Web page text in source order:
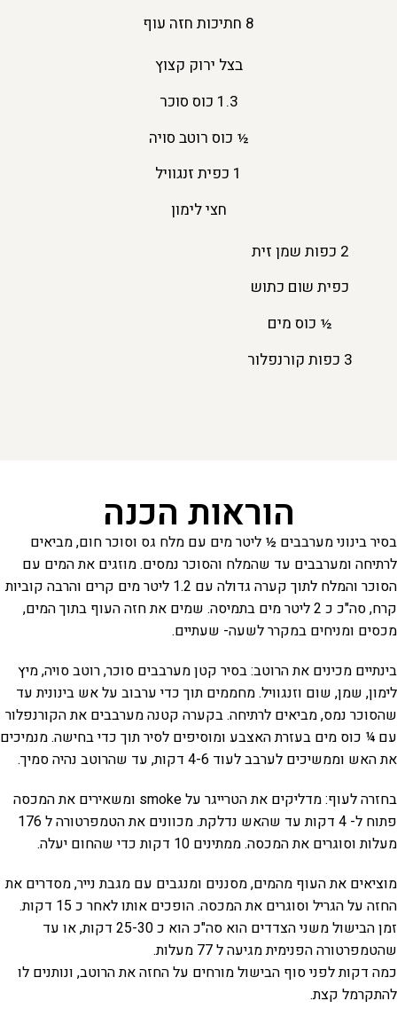
8 חתיכות חזה עוף
בצל ירוק קצוץ
1.3 כוס סוכר
½ כוס רוטב סויה
1 כפית זנגוויל
חצי לימון
2 כפות שמן זית
כפית שום כתוש
½ כוס מים
3 כפות קורנפלור
הוראות הכנה
בסיר בינוני מערבבים ½ ליטר מים עם מלח גס וסוכר חום, מביאים
לרתיחה ומערבבים עד שהמלח והסוכר נמסים. מוזגים את המים עם
הסוכר והמלח לתוך קערה גדולה עם 1.2 ליטר מים קרים והרבה קוביות
קרח, סה"כ כ 2 ליטר מים בתמיסה. שמים את חזה העוף בתוך המים,
מכסים ומניחים במקרר לשעה- שעתיים.
בינתיים מכינים את הרוטב: בסיר קטן מערבבים סוכר, רוטב סויה, מיץ
לימון, שמן, שום וזנגוויל. מחממים תוך כדי ערבוב על אש בינונית עד
שהסוכר נמס, מביאים לרתיחה. בקערה קטנה מערבבים את הקורנפלור
עם ¼ כוס מים בעזרת האצבע ומוסיפים לסיר תוך כדי בחישה. מנמיכים
את האש וממשיכים לערבב לעוד 4-6 דקות, עד שהרוטב נהיה סמיך.
בחזרה לעוף: מדליקים את הטרייגר על smoke ומשאירים את המכסה
פתוח ל- 4 דקות עד שהאש נדלקת. מכוונים את הטמפרטורה ל 176
מעלות וסוגרים את המכסה. ממתינים 10 דקות כדי שהחום יעלה.
מוציאים את העוף מהמים, מסננים ומנגבים עם מגבת נייר, מסדרים את
החזה על הגריל וסוגרים את המכסה. הופכים אותו לאחר כ 15 דקות.
זמן הבישול משני הצדדים הוא סה"כ הוא כ 25-30 דקות, או עד
שהטמפרטורה הפנימית מגיעה ל 77 מעלות.
כמה דקות לפני סוף הבישול מורחים על החזה את הרוטב, ונותנים לו
להתקרמל קצת.